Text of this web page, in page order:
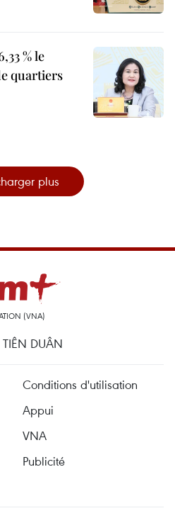
% le
quartiers
plus
(VNA)
DUÂN
Conditions d'utilisation
Appui
VNA
Publicité